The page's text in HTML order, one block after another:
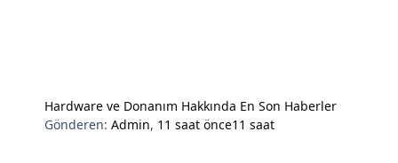
Hardware ve Donanım Hakkında En Son Haberler
Gönderen:Admin, 11 saat önce11 saat